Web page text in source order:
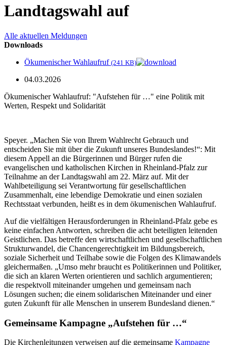
Landtagswahl auf
Alle aktuellen Meldungen
Downloads
Ökumenischer Wahlaufruf (241 KB)
04.03.2026
Ökumenischer Wahlaufruf: "Aufstehen für …" eine Politik mit
Werten, Respekt und Solidarität
Speyer. „Machen Sie von Ihrem Wahlrecht Gebrauch und
entscheiden Sie mit über die Zukunft unseres Bundeslandes!“: Mit
diesem Appell an die Bürgerinnen und Bürger rufen die
evangelischen und katholischen Kirchen in Rheinland-Pfalz zur
Teilnahme an der Landtagswahl am 22. März auf. Mit der
Wahlbeteiligung sei Verantwortung für gesellschaftlichen
Zusammenhalt, eine lebendige Demokratie und einen sozialen
Rechtsstaat verbunden, heißt es in dem ökumenischen Wahlaufruf.
Auf die vielfältigen Herausforderungen in Rheinland-Pfalz gebe es
keine einfachen Antworten, schreiben die acht beteiligten leitenden
Geistlichen. Das betreffe den wirtschaftlichen und gesellschaftlichen
Strukturwandel, die Chancengerechtigkeit im Bildungsbereich,
soziale Sicherheit und Teilhabe sowie die Folgen des Klimawandels
gleichermaßen. „Umso mehr braucht es Politikerinnen und Politiker,
die sich an klaren Werten orientieren und sachlich argumentieren;
die respektvoll miteinander umgehen und gemeinsam nach
Lösungen suchen; die einem solidarischen Miteinander und einer
guten Zukunft für alle Menschen in unserem Bundesland dienen.“
Gemeinsame Kampagne „Aufstehen für …“
Die Kirchenleitungen verweisen auf die gemeinsame Kampagne